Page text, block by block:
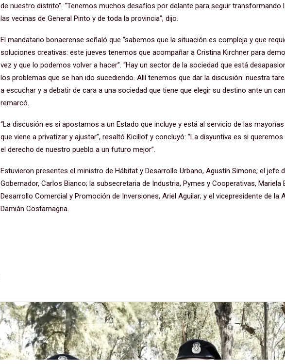
de nuestro distrito”. “Tenemos muchos desafíos por delante para seguir transformando
las vecinas de General Pinto y de toda la provincia”, dijo.
El mandatario bonaerense señaló que “sabemos que la situación es compleja y que
soluciones creativas: este jueves tenemos que acompañar a Cristina Kirchner para
vez y que lo podemos volver a hacer”. “Hay un sector de la sociedad que está
los problemas que se han ido sucediendo. Allí tenemos que dar la discusión: nuestra
a escuchar y a debatir de cara a una sociedad que tiene que elegir su destino ante un
remarcó.
“La discusión es si apostamos a un Estado que incluye y está al servicio de las
que viene a privatizar y ajustar”, resaltó Kicillof y concluyó: “La disyuntiva es si
el derecho de nuestro pueblo a un futuro mejor”.
Estuvieron presentes el ministro de Hábitat y Desarrollo Urbano, Agustín Simone; el jefe
Gobernador, Carlos Bianco; la subsecretaria de Industria, Pymes y Cooperativas, Mariela
Desarrollo Comercial y Promoción de Inversiones, Ariel Aguilar; y el vicepresidente de la
Damián Costamagna.